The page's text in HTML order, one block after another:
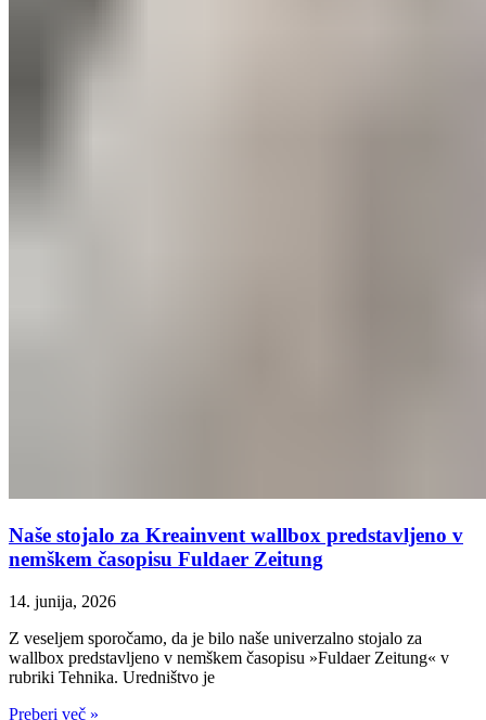
Naše stojalo za Kreainvent wallbox predstavljeno v
nemškem časopisu Fuldaer Zeitung
14. junija, 2026
Z veseljem sporočamo, da je bilo naše univerzalno stojalo za
wallbox predstavljeno v nemškem časopisu »Fuldaer Zeitung« v
rubriki Tehnika. Uredništvo je
Preberi več »